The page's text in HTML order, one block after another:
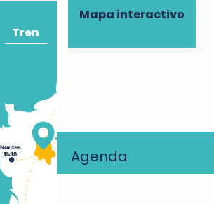
Mapa interactivo
Agenda
Tren